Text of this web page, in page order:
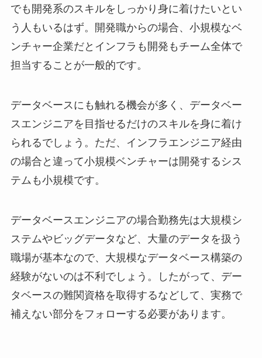
でも開発系のスキルをしっかり身に着けたいとい
う人もいるはず。開発職からの場合、小規模なベ
ンチャー企業だとインフラも開発もチーム全体で
担当することが一般的です。
データベースにも触れる機会が多く、データベー
スエンジニアを目指せるだけのスキルを身に着け
られるでしょう。ただ、インフラエンジニア経由
の場合と違って小規模ベンチャーは開発するシス
テムも小規模です。
データベースエンジニアの場合勤務先は大規模シ
ステムやビッグデータなど、大量のデータを扱う
職場が基本なので、大規模なデータベース構築の
経験がないのは不利でしょう。したがって、デー
タベースの難関資格を取得するなどして、実務で
補えない部分をフォローする必要があります。